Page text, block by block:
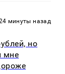
минуты назад
но
мне